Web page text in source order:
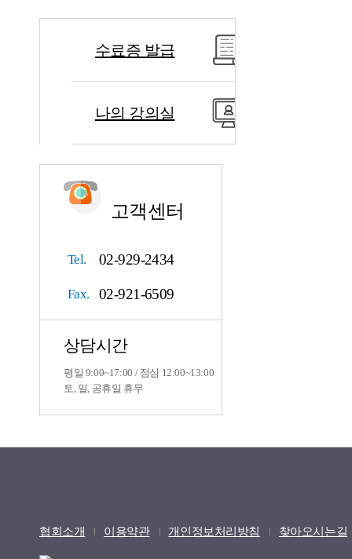
수료증 발급
나의 강의실
고객센터
Tel. 02-929-2434
Fax. 02-921-6509
상담시간
평일 9:00~17:00 / 점심 12:00~13:00
토, 일, 공휴일 휴무
협회소개 이용약관 개인정보처리방침 찾아오시는길